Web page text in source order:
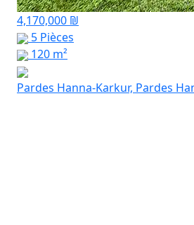
4,170,000 ₪
5 Pièces
120 m²
Pardes Hanna-Karkur, Pardes